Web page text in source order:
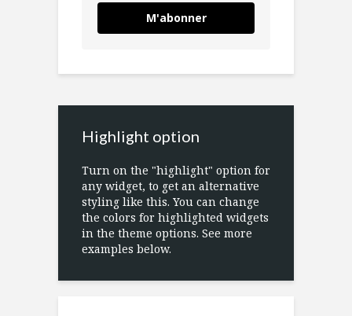
M'abonner
Highlight option
Turn on the "highlight" option for
any widget, to get an alternative
styling like this. You can change
the colors for highlighted widgets
in the theme options. See more
examples below.